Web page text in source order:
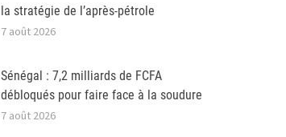
la stratégie de l’après-pétrole
7 août 2026
Sénégal : 7,2 milliards de FCFA
débloqués pour faire face à la soudure
7 août 2026